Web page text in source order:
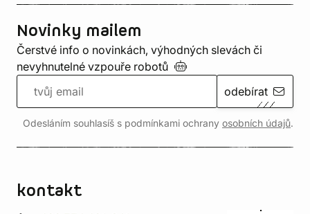
Novinky mailem
Čerstvé info o novinkách, výhodných slevách či
nevyhnutelné vzpouře robotů
odebírat
Odesláním souhlasíš s podmínkami ochrany osobních údajů.
kontakt